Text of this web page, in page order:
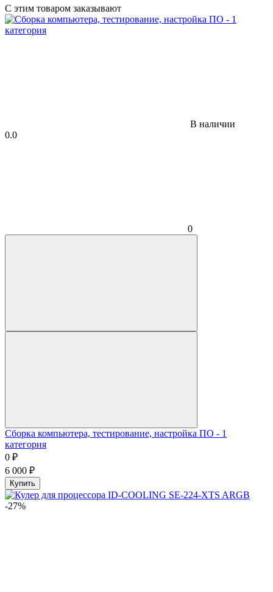
С этим товаром заказывают
В наличии
0.0
0
Сборка компьютера, тестирование, настройка ПО - 1
категория
0 ₽
6 000 ₽
Купить
-27%